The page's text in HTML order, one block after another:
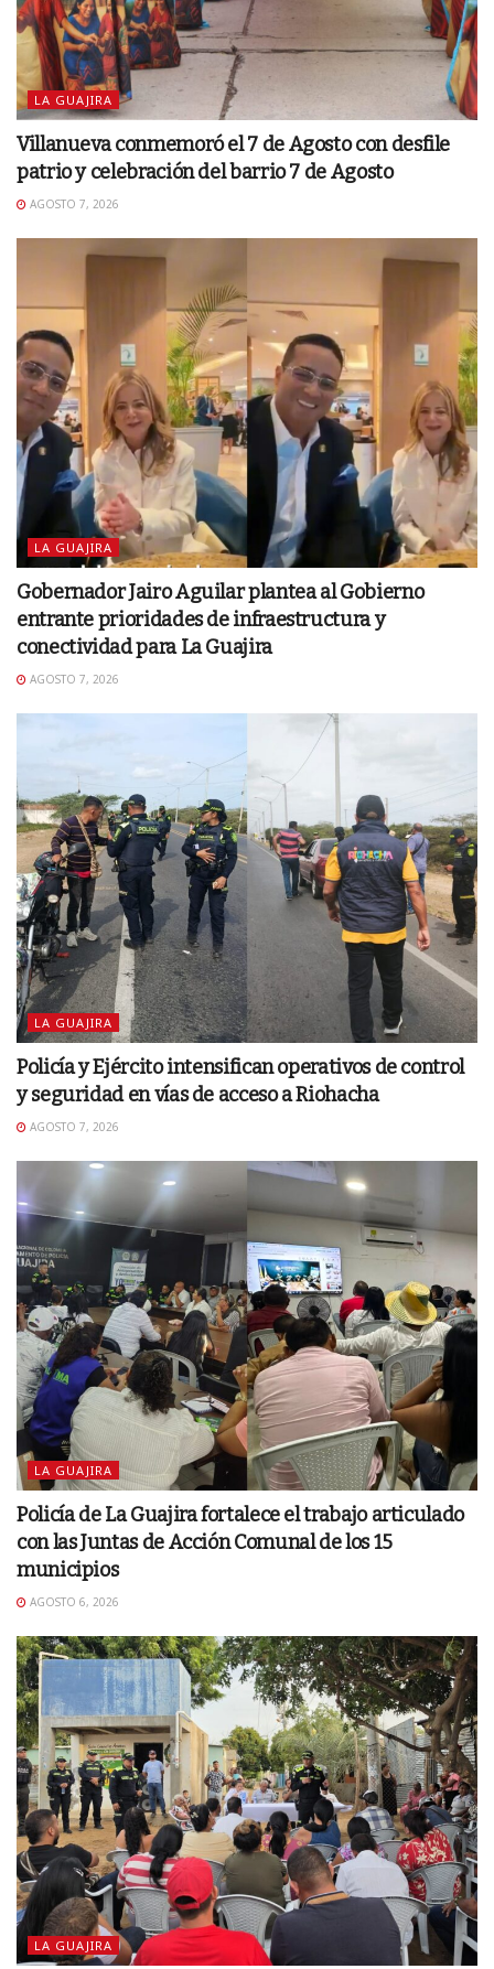
LA GUAJIRA
Villanueva conmemoró el 7 de Agosto con desfile
patrio y celebración del barrio 7 de Agosto
AGOSTO 7, 2026
LA GUAJIRA
Gobernador Jairo Aguilar plantea al Gobierno
entrante prioridades de infraestructura y
conectividad para La Guajira
AGOSTO 7, 2026
LA GUAJIRA
Policía y Ejército intensifican operativos de control
y seguridad en vías de acceso a Riohacha
AGOSTO 7, 2026
LA GUAJIRA
Policía de La Guajira fortalece el trabajo articulado
con las Juntas de Acción Comunal de los 15
municipios
AGOSTO 6, 2026
LA GUAJIRA